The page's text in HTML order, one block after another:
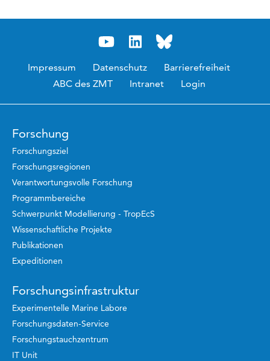
Impressum Datenschutz
Barrierefreiheit
ABC des ZMT
Intranet Login
Forschung
Forschungsziel
Forschungsregionen
Verantwortungsvolle Forschung
Programmbereiche
Schwerpunkt Modellierung - TropEcS
Wissenschaftliche Projekte
Publikationen
Expeditionen
Forschungsinfrastruktur
Experimentelle Marine Labore
Forschungsdaten-Service
Forschungstauchzentrum
IT Unit